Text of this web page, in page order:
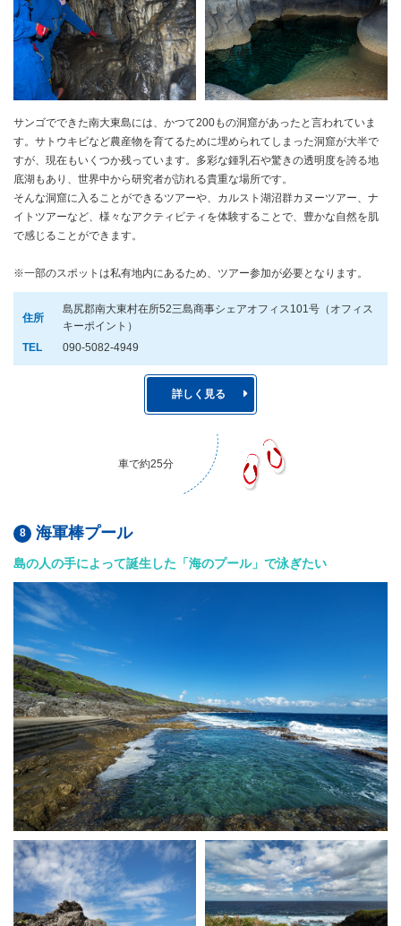
サンゴでできた南大東島には、かつて200もの洞窟があったと言われていま
す。サトウキビなど農産物を育てるために埋められてしまった洞窟が大半で
すが、現在もいくつか残っています。多彩な鍾乳石や驚きの透明度を誇る地
底湖もあり、世界中から研究者が訪れる貴重な場所です。
そんな洞窟に入ることができるツアーや、カルスト湖沼群カヌーツアー、ナ
イトツアーなど、様々なアクティビティを体験することで、豊かな自然を肌
で感じることができます。
※一部のスポットは私有地内にあるため、ツアー参加が必要となります。
住所
島尻郡南大東村在所52三島商事シェアオフィス101号（オフィス
キーポイント）
TEL
090-5082-4949
詳しく見る
車で約25分
海軍棒プール
島の人の手によって誕生した「海のプール」で泳ぎたい